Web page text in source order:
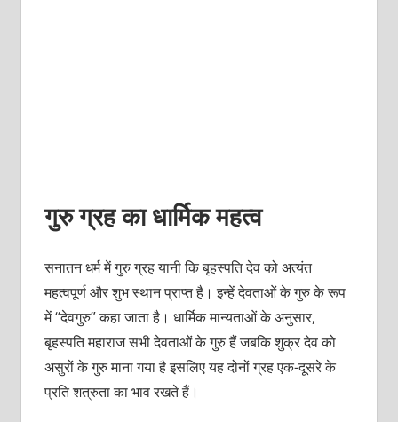
गुरु ग्रह का धार्मिक महत्व
सनातन धर्म में गुरु ग्रह यानी कि बृहस्पति देव को अत्यंत
महत्वपूर्ण और शुभ स्थान प्राप्त है। इन्हें देवताओं के गुरु के रूप
में “देवगुरु” कहा जाता है। धार्मिक मान्यताओं के अनुसार,
बृहस्पति महाराज सभी देवताओं के गुरु हैं जबकि शुक्र देव को
असुरों के गुरु माना गया है इसलिए यह दोनों ग्रह एक-दूसरे के
प्रति शत्रुता का भाव रखते हैं।